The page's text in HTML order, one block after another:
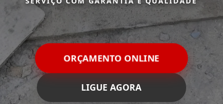
ORÇAMENTO ONLINE
LIGUE AGORA